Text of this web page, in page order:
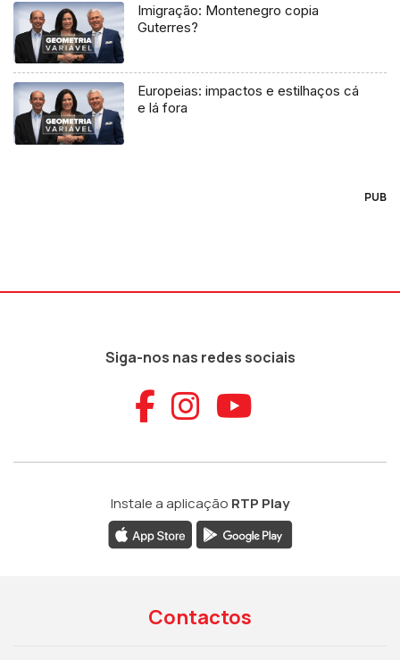
Imigração: Montenegro copia
Guterres?
Europeias: impactos e estilhaços cá
e lá fora
PUB
Siga-nos nas redes sociais
Aceder ao
Aceder ao
Aceder
Instale a aplicação RTP Play
Contactos